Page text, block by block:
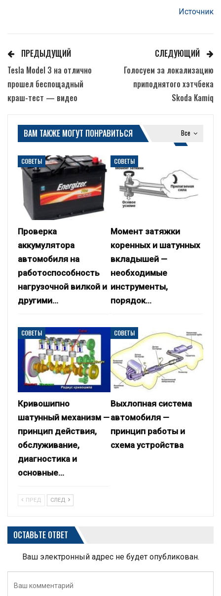
Источник
ПРЕДЫДУЩИЙ
Tesla Model 3 на отлично
прошел беспощадный
краш-тест — видео
СЛЕДУЮЩИЙ
Голосуем за локализацию
приподнятого хэтчбека
Skoda Kamiq
Все
ВАМ ТАКЖЕ МОГУТ ПОНРАВИТЬСЯ
СОВЕТЫ
Проверка
аккумулятора
автомобиля на
работоспособность
нагрузочной вилкой и
другими…
СОВЕТЫ
Момент затяжки
коренных и шатунных
вкладышей —
необходимые
инструменты,
порядок…
СОВЕТЫ
Кривошипно
шатунный механизм —
принцип действия,
обслуживание,
диагностика и
основные…
СОВЕТЫ
Выхлопная система
автомобиля —
принцип работы и
схема устройства
ПРЕД СЛЕД
ОСТАВЬТЕ ОТВЕТ
Ваш электронный адрес не будет опубликован.